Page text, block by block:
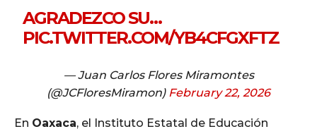
AGRADEZCO SU…
PIC.TWITTER.COM/YB4CFGXFTZ
— Juan Carlos Flores Miramontes
(@JCFloresMiramon) February 22, 2026
En Oaxaca, el Instituto Estatal de Educación